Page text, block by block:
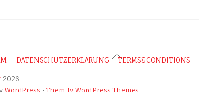
Back
DATENSCHUTZERKLÄRUNG TERMS&CONDITIONS
2026
WordPress • Themify WordPress Themes